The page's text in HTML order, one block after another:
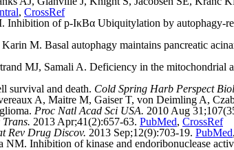
, CrossRef
of p-IκBα Ubiquitylation by autophagy-
M. Basal autophagy maintains pancreatic
MJ, Samali A. Deficiency in the
survival and death. Cold Spring Harb Perspect
A, Maitre M, Gaiser T, von Deimling A,
Proc Natl Acad Sci USA. 2010 Aug
Trans. 2013 Apr;41(2):657-63. PubMed, CrossRef
Rev Drug Discov. 2013 Sep;12(9):703-19. PubMed,
Inhibition of kinase and endoribonuclease